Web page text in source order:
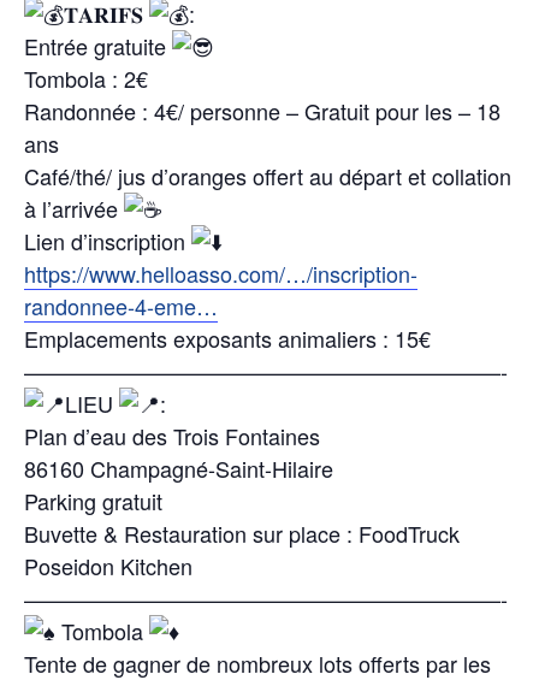
𝐓𝐀𝐑𝐈𝐅𝐒
:
Entrée gratuite
Tombola : 2€
Randonnée : 4€/ personne – Gratuit pour les – 18
ans
Café/thé/ jus d’oranges offert au départ et collation
à l’arrivée
Lien d’inscription
https://www.helloasso.com/…/inscription-
randonnee-4-eme…
Emplacements exposants animaliers : 15€
——————————————————————-
LIEU
:
Plan d’eau des Trois Fontaines
86160 Champagné-Saint-Hilaire
Parking gratuit
Buvette & Restauration sur place : FoodTruck
Poseidon Kitchen
——————————————————————-
Tombola
Tente de gagner de nombreux lots offerts par les